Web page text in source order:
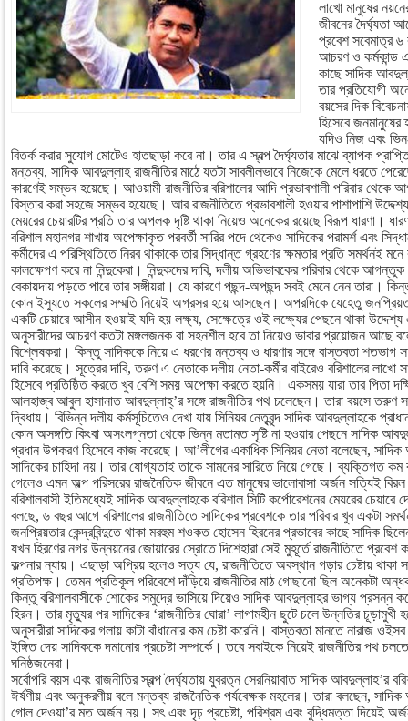
লাখো মানুষের
জীবনের দৈর্ঘ্যতা
প্রবেশ সবেমাত্র ৬
আচরণ ও কর্মকান্ড
কাছে সাদিক
তার প্রতিযোগী
বয়সের দিক
হিসেবে
যদিও নিজ এবং
বিতর্ক করার সুযোগ মোটেও হাতছাড়া করে না। তার এ স্বল্প দৈর্ঘ্যতার মাঝে ব্যাপক
মন্তব্য, সাদিক আবদুল্লাহ রাজনীতির মাঠে যতটা সাবলীলভাবে নিজেকে মেলে ধরতে
কারণেই সম্ভব হয়েছে। আওয়ামী রাজনীতির বরিশালের আদি প্রভাবশালী পরিবার থেকে
বিস্তার করা সহজে সম্ভব হয়েছে। আর রাজনীতিতে প্রভাবশালী হওয়ার পাশাপাশি উদ্দেশ্য
মেয়রের চেয়ারটির প্রতি তার অপলক দৃষ্টি থাকা নিয়েও অনেকের রয়েছে বিরূপ ধারণা।
বরিশাল মহানগর শাখায় অপেক্ষাকৃত পরবর্তী সারির পদে থেকেও সাদিকের পরামর্শ এবং
কর্মীদের এ পরিস্থিতিতে নিরব থাকাকে তার সিদ্ধান্ত গ্রহণের ক্ষমতার প্রতি সমর্থনই
কালক্ষেপণ করে না নিন্দুকেরা। নিন্দুকদের দাবি, দলীয় অভিভাবকের পরিবার থেকে
বেকায়দায় পড়তে পারে তার সঙ্গীয়রা। যে কারণে পছন্দ-অপছন্দ সবই মেনে নেন তারা।
কোন ইস্যুতে সকলের সম্মতি নিয়েই অগ্রসর হয়ে আসছেন। অপরদিকে যেহেতু
একটি চেয়ারে আসীন হওয়াই যদি হয় লক্ষ্য, সেক্ষেত্রে ওই লক্ষ্যের পেছনে থাকা উদ্দেশ্য
অনুসারীদের আচরণ কতটা মঙ্গলজনক বা সহনশীল হবে তা নিয়েও ভাবার প্রয়োজন আছে
বিশ্লেষকরা। কিন্তু সাদিককে নিয়ে এ ধরণের মন্তব্য ও ধারণার সঙ্গে বাস্তবতা শতভাগ
দাবি করেছে। সূত্রের দাবি, তরুণ এ নেতাকে দলীয় নেতা-কর্মীর বাইরেও বরিশালের লাখো
হিসেবে প্রতিষ্ঠিত করতে খুব বেশি সময় অপেক্ষা করতে হয়নি। একসময় যারা তার পিতা
আলহাজ্ব আবুল হাসানাত আবদুল্লাহ্’র সঙ্গে রাজনীতির পথ চলেছেন। তারা বয়সে তরুণ
দ্বিধায়। বিভিন্ন দলীয় কর্মসূচিতেও দেখা যায় সিনিয়র নেতৃবৃন্দ সাদিক আবদুল্লাহকে
কোন অসঙ্গতি কিংবা অসংলগ্নতা থেকে ভিন্ন মতামত সৃষ্টি না হওয়ার পেছনে সাদিক
প্রধান উপকরণ হিসেবে কাজ করেছে। আ’লীগের একাধিক সিনিয়র নেতা বলেছেন, সাদিক
সাদিকের চাহিদা নয়। তার যোগ্যতাই তাকে সামনের সারিতে নিয়ে গেছে। ব্যক্তিগত
গেলেও এমন অল্প পরিসরের রাজনৈতিক জীবনে এত মানুষের ভালোবাসা অর্জন সত্যিই
বরিশালবাসী ইতিমধ্যেই সাদিক আবদুল্লাহকে বরিশাল সিটি কর্পোরেশনের মেয়রের
বলছে, ৬ বছর আগে বরিশালের রাজনীতিতে সাদিকের প্রবেশকে তার পরিবার খুব একটা
জনপ্রিয়তার কেন্দ্রবিন্দুতে থাকা মরহুম শওকত হোসেন হিরনের প্রভাবের কাছে সাদিক
যখন হিরণের নগর উন্নয়নের জোয়ারের স্রোতে দিশেহারা সেই মুহূর্তে রাজনীতিতে
কল্পনার ন্যায়। এছাড়া অপ্রিয় হলেও সত্য যে, রাজনীতিতে অবস্থান গড়ার চেষ্টায় থাকা
প্রতিপক্ষ। তেমন প্রতিকূল পরিবেশে দাঁড়িয়ে রাজনীতির মাঠ গোছানো ছিল অনেকটা
কিন্তু বরিশালবাসীকে শোকের সমুদ্রে ভাসিয়ে দিয়েও সাদিক আবদুল্লাহর ভাগ্য প্রসন্ন
হিরন। তার মৃত্যুর পর সাদিকের ‘রাজনীতির ঘোরা’ লাগামহীন ছুটে চলে উন্নতির চূড়ামুখী
অনুসারীরা সাদিকের গলায় কাটা বাঁধানোর কম চেষ্টা করেনি। বাস্তবতা মানতে নারাজ
ইঙ্গিত দেয় সাদিককে দমানোর প্রচেষ্টা সম্পর্কে। তবে সবাইকে নিয়েই রাজনীতির পথ
ঘনিষ্ঠজনেরা।
সর্বোপরি বয়স এবং রাজনীতির স্বল্প দৈর্ঘ্যতায় যুবরত্ন সেরনিয়াবাত সাদিক আবদুল্লাহ’র
ঈর্ষণীয় এবং অনুকরণীয় বলে মন্তব্য রাজনৈতিক পর্যবেক্ষক মহলের। তারা বলছেন,
গোল দেওয়া’র মত অর্জন নয়। সৎ এবং দৃঢ় প্রচেষ্টা, পরিশ্রম এবং বুদ্ধিমত্তা দিয়েই